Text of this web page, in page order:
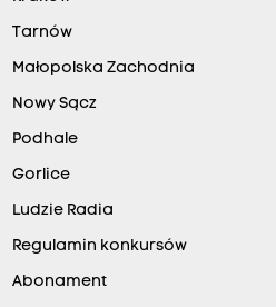
Tarnów
Małopolska Zachodnia
Nowy Sącz
Podhale
Gorlice
Ludzie Radia
Regulamin konkursów
Abonament